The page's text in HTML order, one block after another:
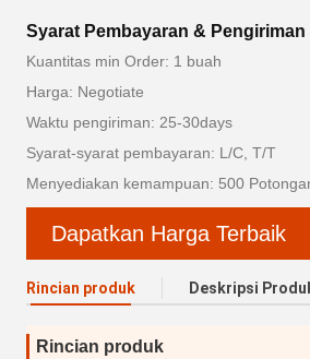
Syarat Pembayaran & Pengiriman
Kuantitas min Order: 1 buah
Harga: Negotiate
Waktu pengiriman: 25-30days
Syarat-syarat pembayaran: L/C, T/T
Menyediakan kemampuan: 500
Dapatkan Harga Terbaik
Rincian produk Deskripsi
Rincian produk